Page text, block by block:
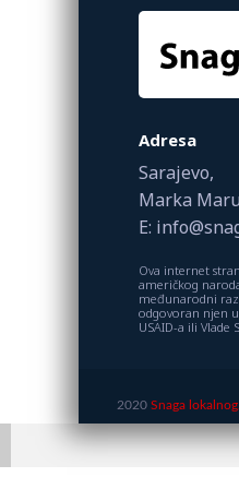
Adresa
Sarajevo,
Marka
E:
Ova internet
američkog
međunarodni
odgovoran njen
USAID-a ili Vlade
2020 Snaga